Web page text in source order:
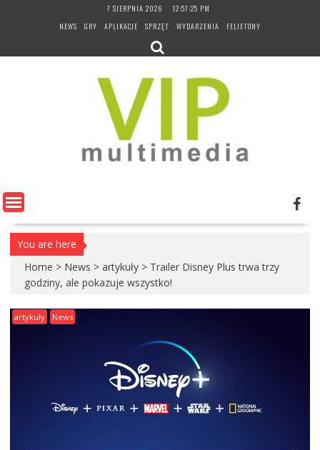
7 SIERPNIA 2026
12:57:26 PM
NEWS
GRY APLIKACJE SPRZĘT WYDARZENIA FELIETONY
You are here
Home > News > artykuły > Trailer Disney Plus trwa trzy
godziny, ale pokazuje wszystko!
artykuły News